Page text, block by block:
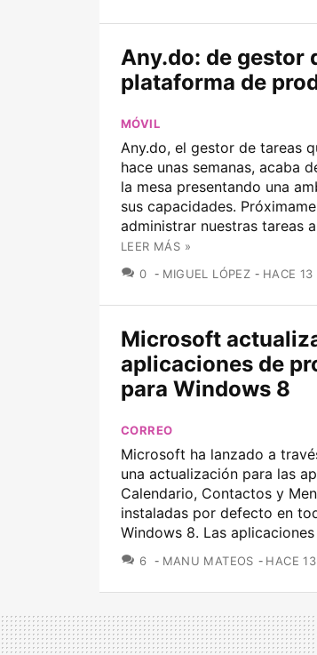
Any.do: de gestor
plataforma de
MÓVIL
Any.do, el gestor de tareas
hace unas semanas, acaba
la mesa presentando una
sus capacidades.
administrar nuestras tareas
LEER MÁS »
0 COMENTARIOS
MIGUEL LÓPEZ HACE 13
Microsoft
aplicaciones de
para Windows 8
CORREO
Microsoft ha lanzado a
una actualización para las
Calendario, Contactos y
instaladas por defecto en
Windows 8. Las aplicaciones
6 COMENTARIOS
MANU MATEOS HACE